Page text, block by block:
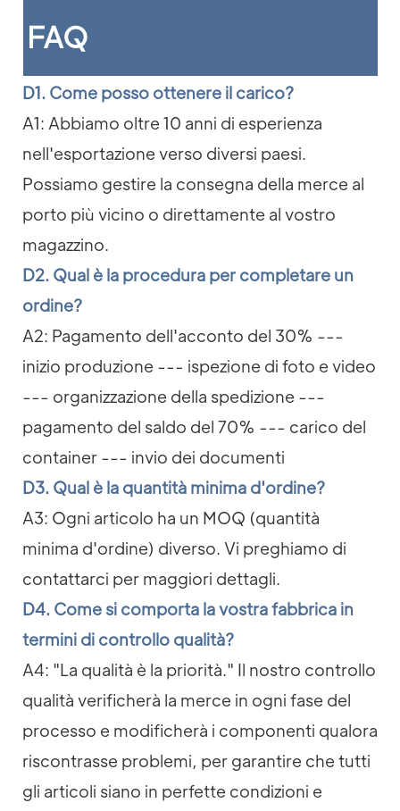
FAQ
D1. Come posso ottenere il carico?
A1: Abbiamo oltre 10 anni di esperienza
nell'esportazione verso diversi paesi.
Possiamo gestire la consegna della merce al
porto più vicino o direttamente al vostro
magazzino.
D2. Qual è la procedura per completare un
ordine?
A2: Pagamento dell'acconto del 30% ---
inizio produzione --- ispezione di foto e video
--- organizzazione della spedizione ---
pagamento del saldo del 70% --- carico del
container --- invio dei documenti
D3. Qual è la quantità minima d'ordine?
A3: Ogni articolo ha un MOQ (quantità
minima d'ordine) diverso. Vi preghiamo di
contattarci per maggiori dettagli.
D4. Come si comporta la vostra fabbrica in
termini di controllo qualità?
A4: "La qualità è la priorità." Il nostro controllo
qualità verificherà la merce in ogni fase del
processo e modificherà i componenti qualora
riscontrasse problemi, per garantire che tutti
gli articoli siano in perfette condizioni e